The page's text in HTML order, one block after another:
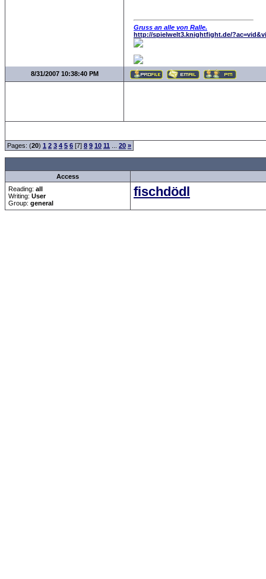
Gruss an alle von Ralle.
http://spielwelt3.knightfight.de/
8/31/2007 10:38:40 PM
Pages: (20) 1 2 3 4 5 6 [7] 8 9 10 11 20 »
Access
Reading: all
Writing: User
Group: general
fischdödl